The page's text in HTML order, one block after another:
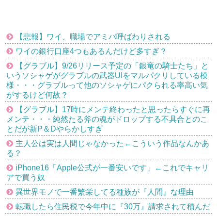
【悲報】ワイ、職場でアミバ呼ばわりされる
ワイの銀行口座4つもあるんだけど多すぎ？
【グラブル】9/26リリース予定の「銀竜の騎士たち」と
いうソシャゲがグラブルの武器UIをマルパクリしている模
様・・・グラブルって他のソシャゲにパクられる率高い気
がするけど何故？
【グラブル】17時にメンテ終わったと思ったらすぐに再
メンテ・・・純然たる斧の魂がドロップする不具合とのこ
とだが新P＆Dやらかしすぎ
主人公は実は人間じゃなかった←こういう作品なんかあ
る？
iPhone16「Apple公式が一番安いです」←これでキャリ
アで買う奴
異世界モノで一番繁栄してる種族が『人間』な理由
転職したら住民税で今年中に『30万』請求されて積んだ